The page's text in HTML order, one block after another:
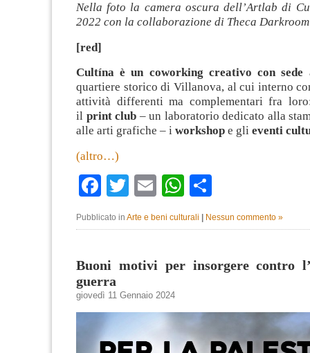
Nella foto la camera oscura dell’Artlab di
2022 con la collaborazione di Theca Darkroom
[red]
Cultína è un coworking creativo con
quartiere storico di Villanova, al cui interno
attività differenti ma complementari fra
il print club – un laboratorio dedicato alla
alle arti grafiche – i workshop e gli eventi
(altro…)
Facebook
TwitterEmailWhatsApp
Pubblicato in Arte e beni culturali | Nessun commento »
Buoni motivi per insorgere contro
guerra
giovedì 11 Gennaio 2024